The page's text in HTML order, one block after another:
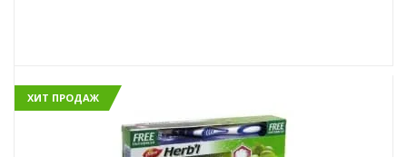
ХИТ ПРОДАЖ